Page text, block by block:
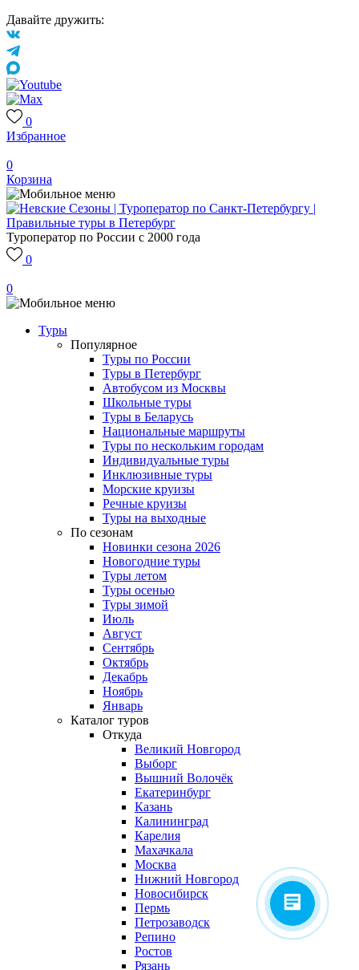
Давайте дружить:
0
Избранное
0
Корзина
Туроператор по России с 2000 года
0
0
Туры
Популярное
Туры по России
Туры в Петербург
Автобусом из Москвы
Школьные туры
Туры в Беларусь
Национальные маршруты
Туры по нескольким городам
Индивидуальные туры
Инклюзивные туры
Морские круизы
Речные круизы
Туры на выходные
По сезонам
Новинки сезона 2026
Новогодние туры
Туры летом
Туры осенью
Туры зимой
Июль
Август
Сентябрь
Октябрь
Декабрь
Ноябрь
Январь
Каталог туров
Откуда
Великий Новгород
Выборг
Вышний Волочёк
Екатеринбург
Казань
Калининград
Карелия
Махачкала
Москва
Нижний Новгород
Новосибирск
Пермь
Петрозаводск
Репино
Ростов
Рязань